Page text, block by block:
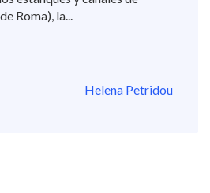
Roma), la...
Helena Petridou